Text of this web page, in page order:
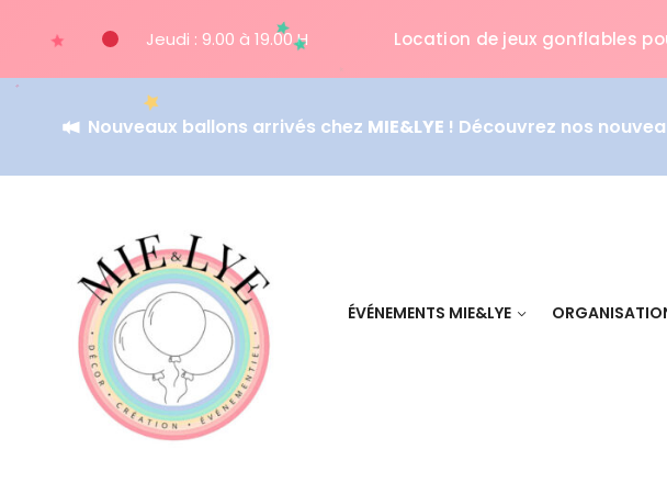
Jeudi : 9.00 à 19.00 H Location de jeux gonflables
Nouveaux ballons arrivés chez MIE&LYE ! Découvrez nos
ÉVÉNEMENTS MIE&LYE